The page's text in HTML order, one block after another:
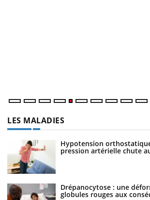
LES MALADIES
Hypotension
pression artérielle chute
Drépanocytose : une
globules rouges aux